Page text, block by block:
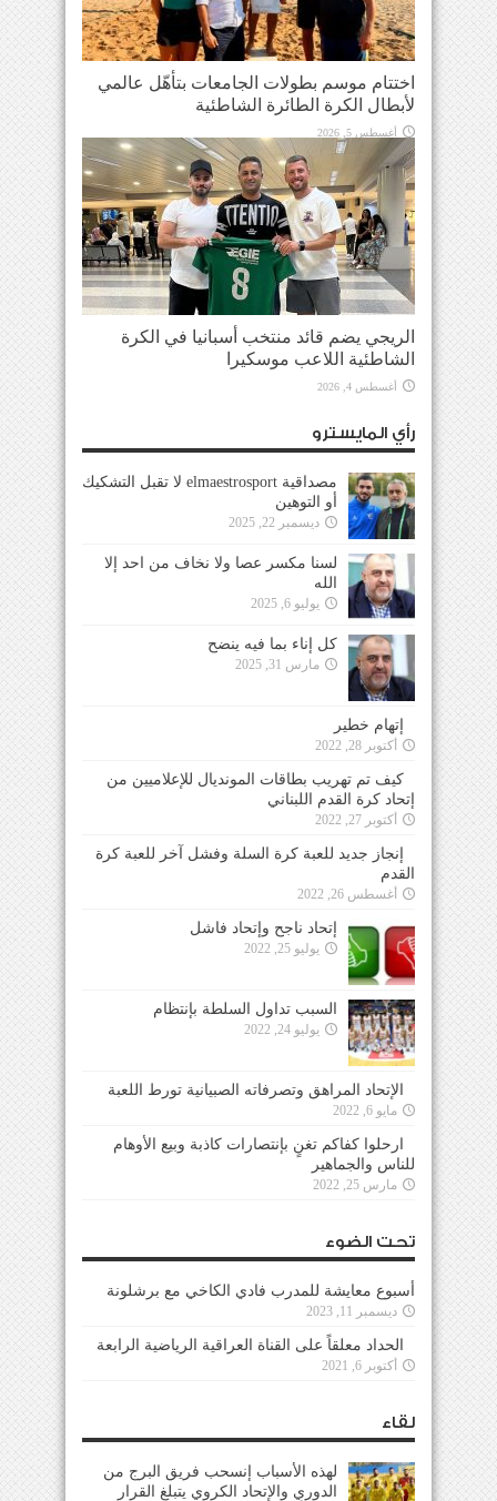
اختتام موسم بطولات الجامعات بتأهّل عالمي
لأبطال الكرة الطائرة الشاطئية
أغسطس 5, 2026
الريجي يضم قائد منتخب أسبانيا في الكرة
الشاطئية اللاعب موسكيرا
أغسطس 4, 2026
رأي المايسترو
مصداقية elmaestrosport لا تقبل التشكيك
أو التوهين
ديسمبر 22, 2025
لسنا مكسر عصا ولا نخاف من احد إلا
الله
يوليو 6, 2025
كل إناء بما فيه ينضح
مارس 31, 2025
إتهام خطير
أكتوبر 28, 2022
كيف تم تهريب بطاقات المونديال للإعلاميين من
إتحاد كرة القدم اللبناني
أكتوبر 27, 2022
إنجاز جديد للعبة كرة السلة وفشل آخر للعبة كرة
القدم
أغسطس 26, 2022
إتحاد ناجح وإتحاد فاشل
يوليو 25, 2022
السبب تداول السلطة بإنتظام
يوليو 24, 2022
الإتحاد المراهق وتصرفاته الصبيانية تورط اللعبة
مايو 6, 2022
ارحلوا كفاكم تغنٍ بإنتصارات كاذبة وبيع الأوهام
للناس والجماهير
مارس 25, 2022
تحت الضوء
أسبوع معايشة للمدرب فادي الكاخي مع برشلونة
ديسمبر 11, 2023
الحداد معلقاً على القناة العراقية الرياضية الرابعة
أكتوبر 6, 2021
لقاء
لهذه الأسباب إنسحب فريق البرج من
الدوري والإتحاد الكروي يتبلغ القرار